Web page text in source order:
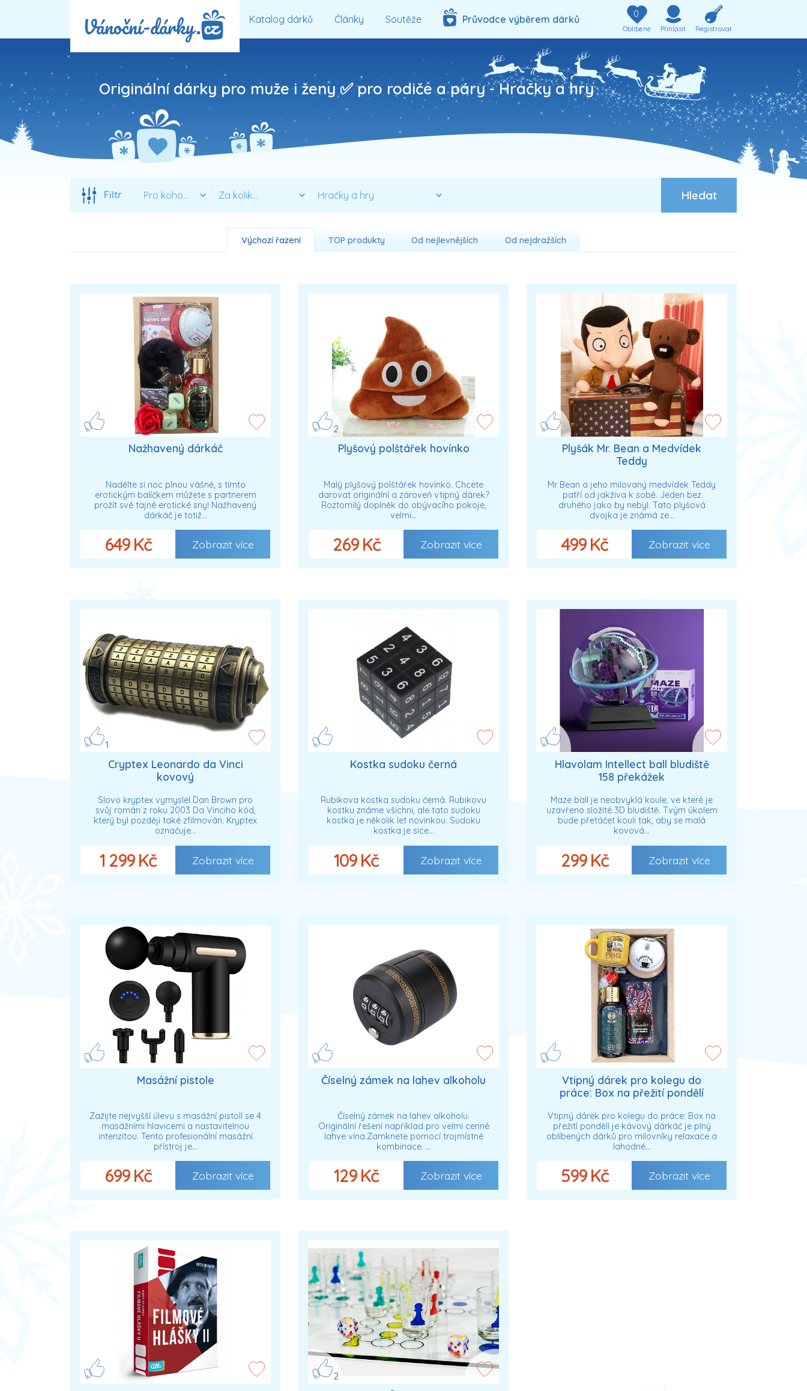
Katalog dárků Články Soutěže Průvodce výběrem dárků 0
Oblíbené Přihlásit Registrovat
Originální dárky pro muže i ženy ✅ pro rodiče a páry -Hračky a hry
Filtr
Výchozí řazení TOP produkty Od nejlevnějších Od nejdražších
Nažhavený dárkáč
Nadělte si noc plnou vášně, s tímto
erotickým balíčkem můžete s partnerem
prožít své tajné erotické sny! Nažhavený
dárkáč je totiž…
649 Kč Zobrazit více
2
Plyšový polštářek hovínko
Malý plyšový polštářek hovínko. Chcete
darovat originální a zároveň vtipný dárek?
Roztomilý doplněk do obývacího pokoje,
velmi…
269 Kč Zobrazit více
Plyšák Mr. Bean a Medvídek
Teddy
Mr Bean a jeho milovaný medvídek Teddy
patří od jakživa k sobě. Jeden bez
druhého jako by nebyl. Tato plyšová
dvojka je známá ze…
499 Kč Zobrazit více
1
Cryptex Leonardo da Vinci
kovový
Slovo kryptex vymyslel Dan Brown pro
svůj román z roku 2003 Da Vinciho kód,
který byl později také zfilmován. Kryptex
označuje…
1 299 Kč Zobrazit více
Kostka sudoku černá
Rubikova kostka sudoku černá. Rubikovu
kostku známe všichni, ale tato sudoku
kostka je několik let novinkou. Sudoku
kostka je sice…
109 Kč Zobrazit více
Hlavolam Intellect ball bludiště
158 překážek
Maze ball je neobvyklá koule, ve které je
uzavřeno složité 3D bludiště. Tvým úkolem
bude přetáčet kouli tak, aby se malá
kovová…
299 Kč Zobrazit více
Masážní pistole
Zažijte nejvyšší úlevu s masážní pistolí se 4
masážními hlavicemi a nastavitelnou
intenzitou. Tento profesionální masážní
přístroj je…
699 Kč Zobrazit více
Číselný zámek na lahev alkoholu
Číselný zámek na lahev alkoholu.
Originální řešení například pro velmi cenné
lahve vína.Zamknete pomocí trojmístné
kombinace. …
129 Kč Zobrazit více
Vtipný dárek pro kolegu do
práce: Box na přežití pondělí
Vtipný dárek pro kolegu do práce: Box na
přežití pondělí je kávový dárkáč je plný
oblíbených dárků pro milovníky relaxace a
lahodné…
599 Kč Zobrazit více
2